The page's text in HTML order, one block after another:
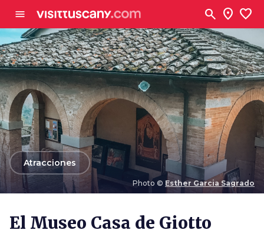
menu search location_on favorite
Photo © Esther Garcia Sagrado
arrow_back
Atracciones
El Museo Casa de Giotto